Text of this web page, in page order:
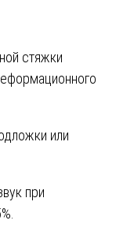
стяжки
или
при